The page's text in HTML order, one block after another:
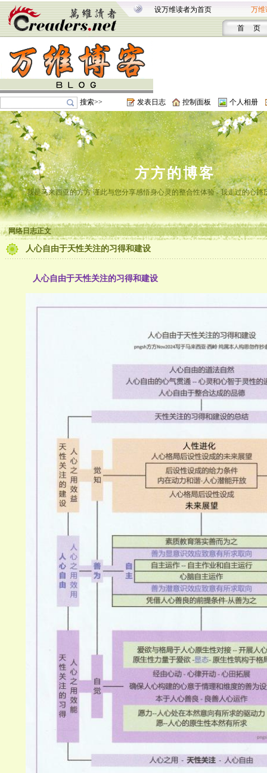
设万维读者为首页 万维
首 页
搜索>> 发表日志 控制面板 个人相册
方方的博客
我是马来西亚的方方 谨此与您分享感悟身心灵的整合性体验 - 我走过的心路
网络日志正文
人心自由于天性关注的习得和建设
人心自由于天性关注的习得和建设